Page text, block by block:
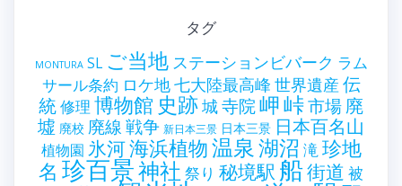
タグ
MONTURA SL ご当地 ステーションビバーク ラム
サール条約 ロケ地七大陸最高峰 世界遺産 伝
統修理 博物館 史跡城寺院岬峠市場廃
墟 廃校 廃線戦争 新日本三景 日本三景 日本百名山
植物園 氷河海浜植物温泉湖沼 滝珍地
名 珍百景神社 祭り 秘境駅 船街道 被